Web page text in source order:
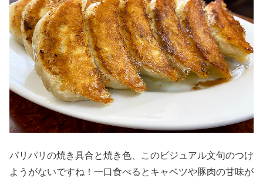
パリパリの焼き具合と焼き色、このビジュアル文句のつけ
ようがないですね！一口食べるとキャベツや豚肉の甘味が